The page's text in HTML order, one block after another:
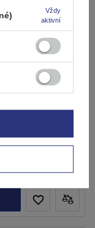
i integrované
Vždy
aktivní